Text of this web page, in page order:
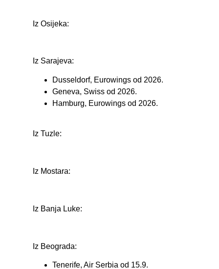
Iz Osijeka:
Iz Sarajeva:
Dusseldorf, Eurowings od 2026.
Geneva, Swiss od 2026.
Hamburg, Eurowings od 2026.
Iz Tuzle:
Iz Mostara:
Iz Banja Luke:
Iz Beograda:
Tenerife, Air Serbia od 15.9.